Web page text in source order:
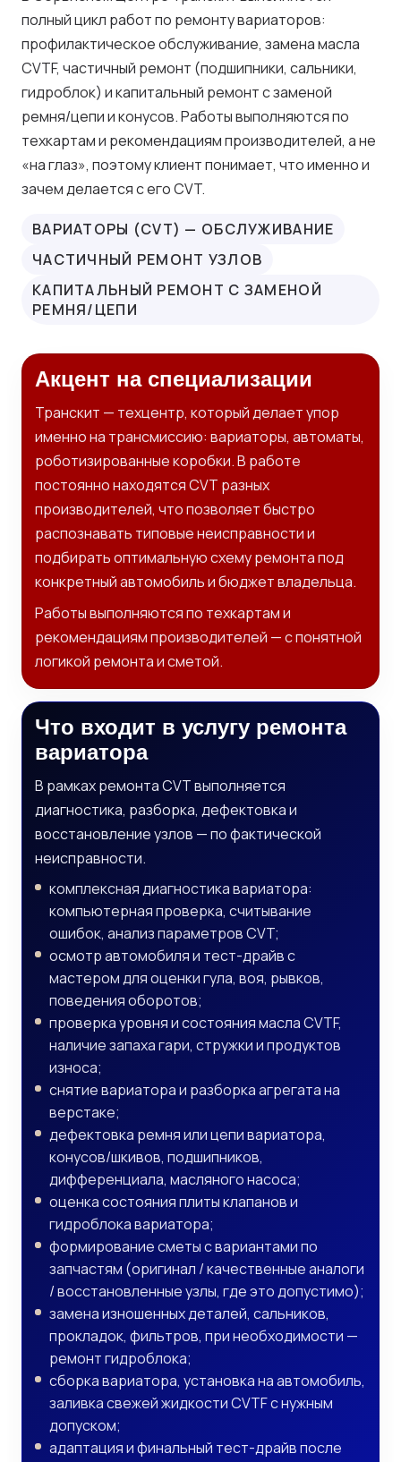
полный цикл работ по ремонту вариаторов:
профилактическое обслуживание, замена масла
CVTF, частичный ремонт (подшипники, сальники,
гидроблок) и капитальный ремонт с заменой
ремня/цепи и конусов. Работы выполняются по
техкартам и рекомендациям производителей, а не
«на глаз», поэтому клиент понимает, что именно и
зачем делается с его CVT.
ВАРИАТОРЫ (CVT) — ОБСЛУЖИВАНИЕ
ЧАСТИЧНЫЙ РЕМОНТ УЗЛОВ
КАПИТАЛЬНЫЙ РЕМОНТ С ЗАМЕНОЙ
РЕМНЯ/ЦЕПИ
Акцент на специализации
Транскит — техцентр, который делает упор
именно на трансмиссию: вариаторы, автоматы,
роботизированные коробки. В работе
постоянно находятся CVT разных
производителей, что позволяет быстро
распознавать типовые неисправности и
подбирать оптимальную схему ремонта под
конкретный автомобиль и бюджет владельца.
Работы выполняются по техкартам и
рекомендациям производителей — с понятной
логикой ремонта и сметой.
Что входит в услугу ремонта
вариатора
В рамках ремонта CVT выполняется
диагностика, разборка, дефектовка и
восстановление узлов — по фактической
неисправности.
комплексная диагностика вариатора:
компьютерная проверка, считывание
ошибок, анализ параметров CVT;
осмотр автомобиля и тест-драйв с
мастером для оценки гула, воя, рывков,
поведения оборотов;
проверка уровня и состояния масла CVTF,
наличие запаха гари, стружки и продуктов
износа;
снятие вариатора и разборка агрегата на
верстаке;
дефектовка ремня или цепи вариатора,
конусов/шкивов, подшипников,
дифференциала, масляного насоса;
оценка состояния плиты клапанов и
гидроблока вариатора;
формирование сметы с вариантами по
запчастям (оригинал / качественные аналоги
/ восстановленные узлы, где это допустимо);
замена изношенных деталей, сальников,
прокладок, фильтров, при необходимости —
ремонт гидроблока;
сборка вариатора, установка на автомобиль,
заливка свежей жидкости CVTF с нужным
допуском;
адаптация и финальный тест-драйв после